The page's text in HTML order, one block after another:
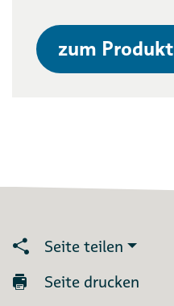
zum Produkt
Seite teilen
Seite drucken